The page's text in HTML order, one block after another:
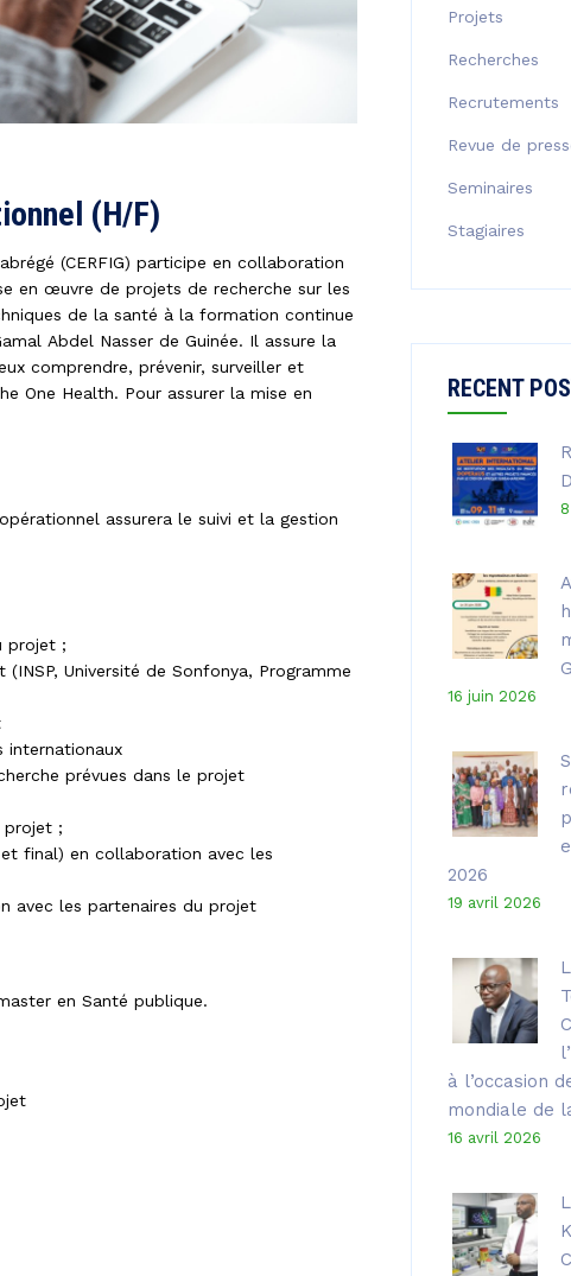
(H/F)
(CERFIG) participe en collaboration
en œuvre de projets de recherche sur les
de la santé à la formation continue
Abdel Nasser de Guinée. Il assure la
comprendre, prévenir, surveiller et
One Health. Pour assurer la mise en
assurera le suivi et la gestion
projet ;
Université de Sonfonya, Programme
internationaux
prévues dans le projet
projet ;
final) en collaboration avec les
avec les partenaires du projet
en Santé publique.
Projets
Recherches
Recrutements
Revue de
Seminaires
Stagiaires
RECENT
16 juin 2026
2026
19 avril 2026
à l’occasion
mondiale de
16 avril 2026